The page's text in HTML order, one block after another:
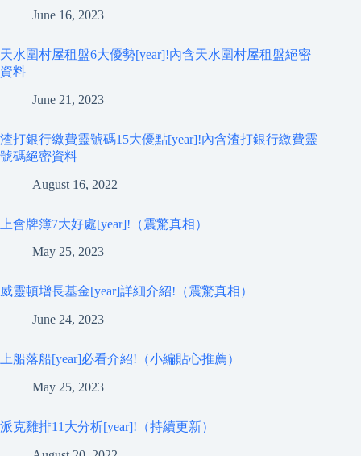
June 16, 2023
天水圍村屋租盤6大優勢[year]!內含天水圍村屋租盤絕密
資料
June 21, 2023
渣打銀行繳費靈號碼15大優點[year]!內含渣打銀行繳費靈
號碼絕密資料
August 16, 2022
上會牌簿7大好處[year]!（震驚真相）
May 25, 2023
威靈頓增長基金[year]詳細介紹!（震驚真相）
June 24, 2023
上船落船[year]必看介紹!（小編貼心推薦）
May 25, 2023
派克雞排11大分析[year]!（持續更新）